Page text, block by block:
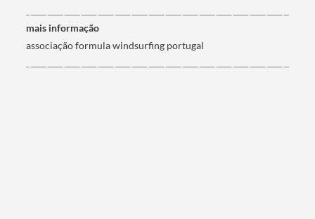
Filtros
mais informação
associação formula windsurfing portugal